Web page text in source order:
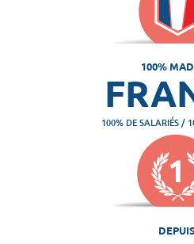
100%
100% DE SALARIÉS /
DEPUIS